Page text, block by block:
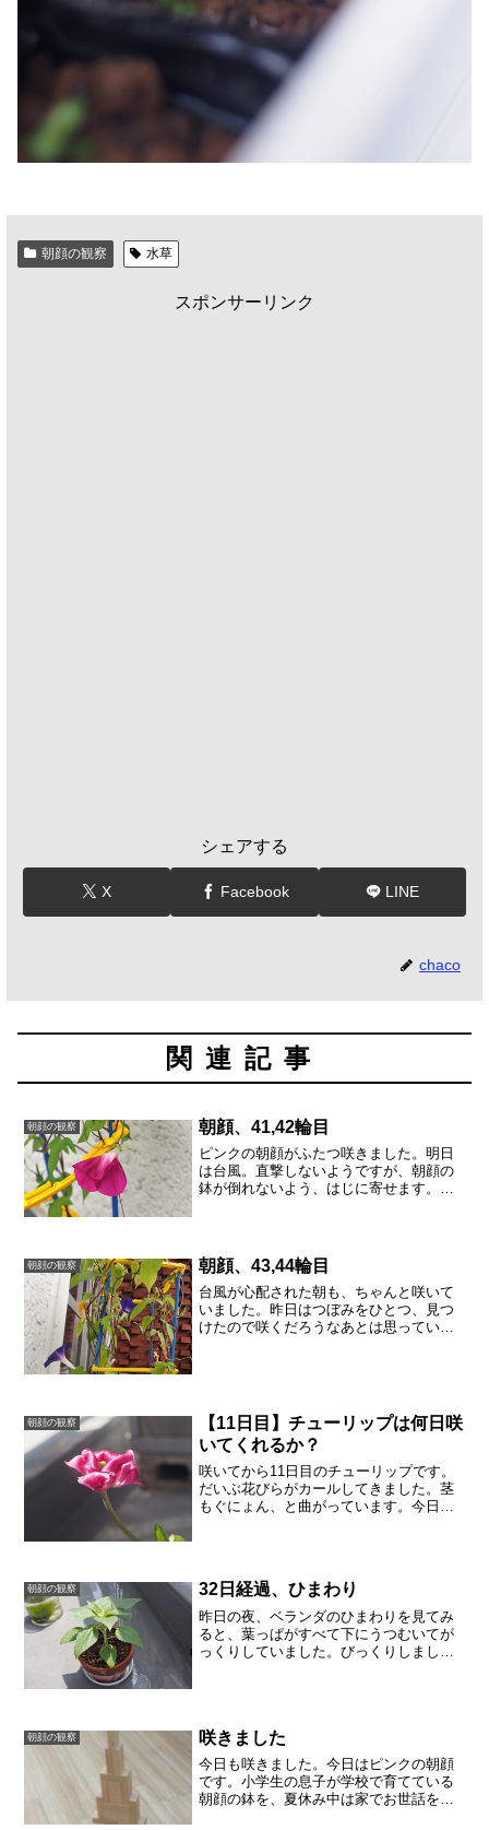
朝顔の観察 水草
スポンサーリンク
シェアする
X Facebook LINE
chaco
関連記事
朝顔の観察 朝顔、41,42輪目
ピンクの朝顔がふたつ咲きました。明日
は台風。直撃しないようですが、朝顔の
鉢が倒れないよう、はじに寄せます。朝
朝顔の観察 朝顔、43,44輪目
台風が心配された朝も、ちゃんと咲いて
いました。昨日はつぼみをひとつ、見つ
けたので咲くだろうなあとは思っていま
朝顔の観察
【11日目】チューリップは何日咲
いてくれるか？
咲いてから11日目のチューリップです。
だいぶ花びらがカールしてきました。茎
もぐにょん、と曲がっています。今日も
す。なんだかバラみたい...
朝顔の観察 32日経過、ひまわり
昨日の夜、ベランダのひまわりを見てみ
ると、葉っぱがすべて下にうつむいてが
っくりしていました。びっくりしまし
朝顔の観察 咲きました
今日も咲きました。今日はピンクの朝顔
です。小学生の息子が学校で育てている
朝顔の鉢を、夏休み中は家でお世話をし